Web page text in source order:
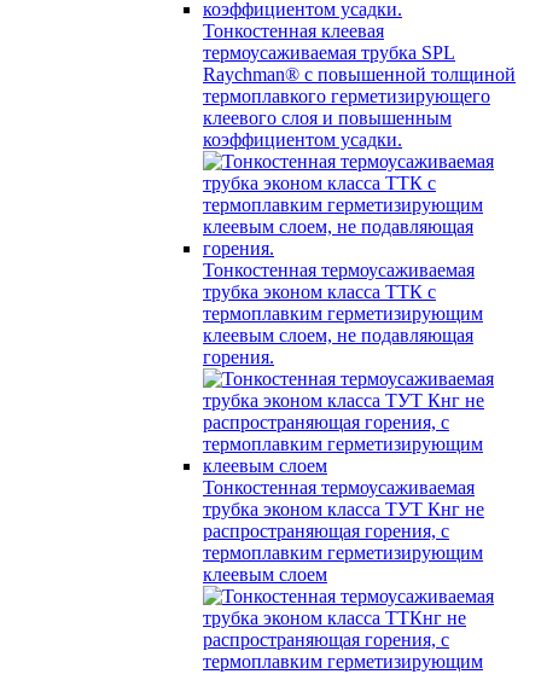
Тонкостенная клеевая
термоусаживаемая трубка SPL
Raychman® с повышенной толщиной
термоплавкого герметизирующего
клеевого слоя и повышенным
коэффициентом усадки.
Тонкостенная термоусаживаемая
трубка эконом класса ТТК с
термоплавким герметизирующим
клеевым слоем, не подавляющая
горения.
Тонкостенная термоусаживаемая
трубка эконом класса ТУТ Кнг не
распространяющая горения, с
термоплавким герметизирующим
клеевым слоем